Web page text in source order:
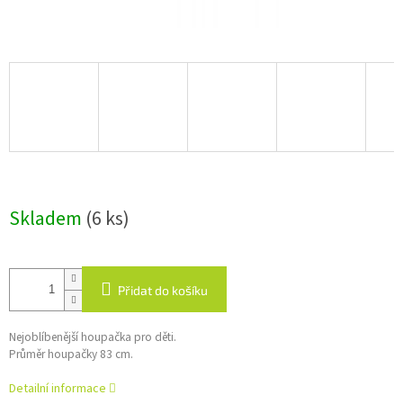
Skladem (6 ks)
Přidat do košíku
Nejoblíbenější houpačka pro děti.
Průměr houpačky 83 cm.
Detailní informace